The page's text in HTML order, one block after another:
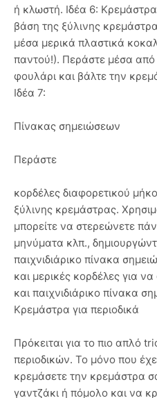
ή κλωστή. Ιδέα 6:
βάση της ξύλινης
μέσα μερικά πλαστικά
παντού!). Περάστε μέσα
φουλάρι και βάλτε την
Ιδέα 7:
Πίνακας σημειώσεων
Περάστε
κορδέλες διαφορετικού
ξύλινης κρεμάστρας.
μπορείτε να στερεώνετε
μηνύματα κλπ.,
παιχνιδιάρικο πίνακα
και μερικές κορδέλες για
και παιχνιδιάρικο πίνακα
Κρεμάστρα για περιοδικά
Πρόκειται για το πιο απλό
περιοδικών. Το μόνο που
κρεμάσετε την κρεμάστρα
γαντζάκι ή πόμολο και να